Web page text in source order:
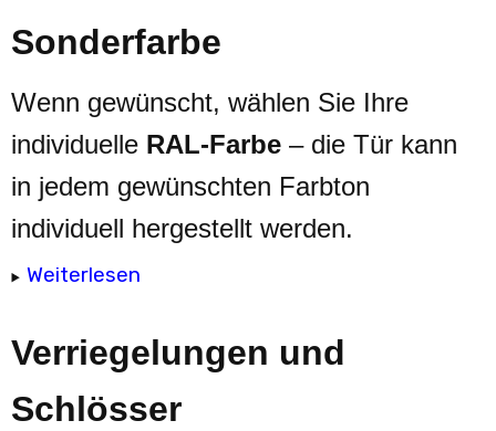
Sonderfarbe
Wenn gewünscht, wählen Sie Ihre
individuelle RAL-Farbe – die Tür kann
in jedem gewünschten Farbton
individuell hergestellt werden.
Weiterlesen
Verriegelungen und
Schlösser